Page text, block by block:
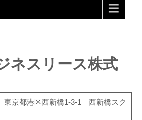
ネスリース株式
東京都港区西新橋1-3-1 西新橋スク